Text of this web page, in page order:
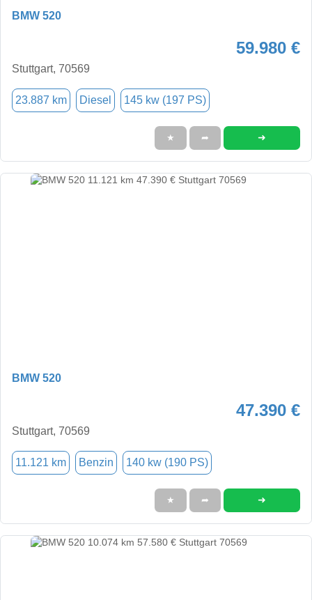
BMW 520
59.980 €
Stuttgart, 70569
23.887 km Diesel 145 kw (197 PS)
★ ➦ ➜
BMW 520
47.390 €
Stuttgart, 70569
11.121 km Benzin 140 kw (190 PS)
★ ➦ ➜